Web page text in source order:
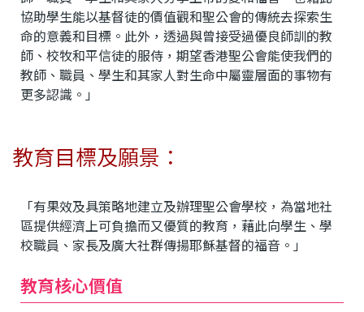
協助學生能以基督徒的價值觀和聖公會的傳統去探索生
命的意義和目標。此外，透過與曾接受過優良師訓的教
師、校牧和平信徒的服侍，期望香港聖公會能使我們的
教師、職員、學生和其家人對生命中屬靈層面的事物有
更多認識。」
教育目標及願景：
「有果效及具策略地建立及辦理聖公會學校，為當地社
區提供經濟上可負擔而又優質的教育，藉此向學生、學
校職員、家長及廣大社群傳揚耶穌基督的福音。」
教育核心價值